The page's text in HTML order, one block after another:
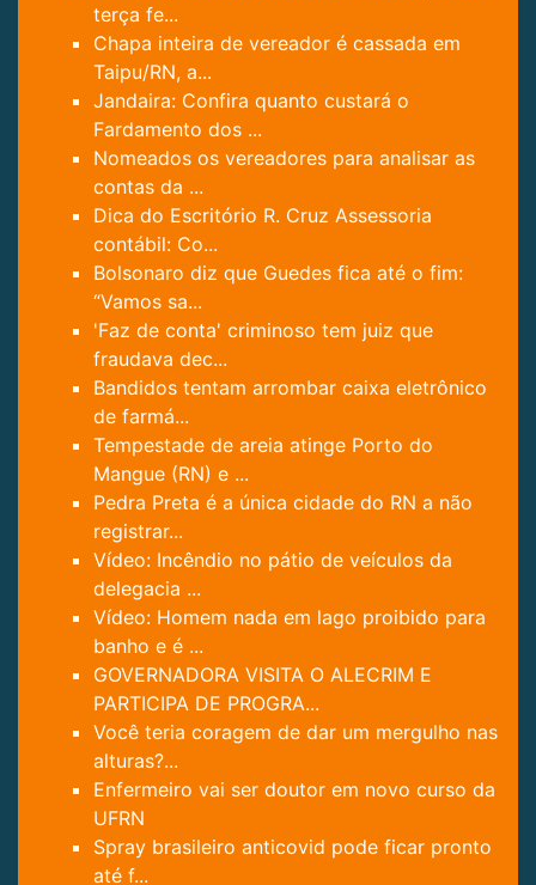
terça fe...
Chapa inteira de vereador é cassada em
Taipu/RN, a...
Jandaira: Confira quanto custará o
Fardamento dos ...
Nomeados os vereadores para analisar as
contas da ...
Dica do Escritório R. Cruz Assessoria
contábil: Co...
Bolsonaro diz que Guedes fica até o fim:
“Vamos sa...
'Faz de conta' criminoso tem juiz que
fraudava dec...
Bandidos tentam arrombar caixa eletrônico
de farmá...
Tempestade de areia atinge Porto do
Mangue (RN) e ...
Pedra Preta é a única cidade do RN a não
registrar...
Vídeo: Incêndio no pátio de veículos da
delegacia ...
Vídeo: Homem nada em lago proibido para
banho e é ...
GOVERNADORA VISITA O ALECRIM E
PARTICIPA DE PROGRA...
Você teria coragem de dar um mergulho nas
alturas?...
Enfermeiro vai ser doutor em novo curso da
UFRN
Spray brasileiro anticovid pode ficar pronto
até f...